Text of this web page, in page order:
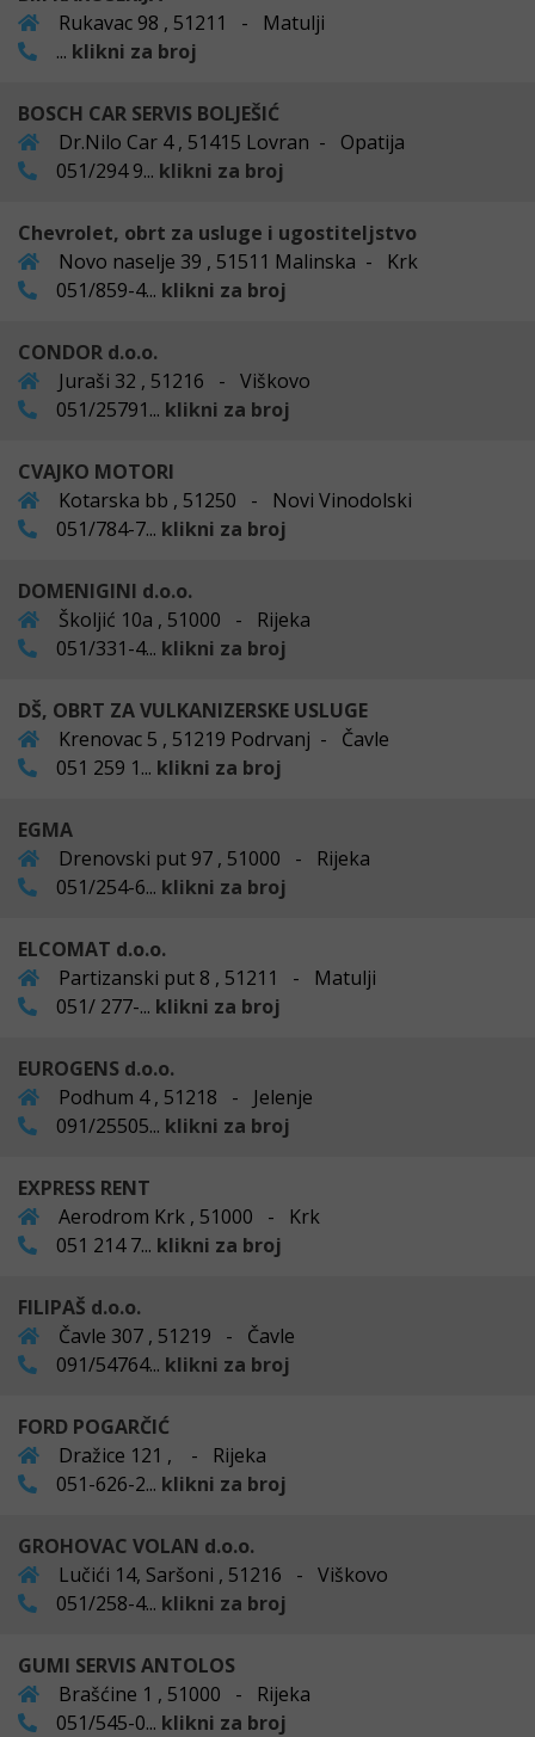
Rukavac 98 , 51211 - Matulji
... klikni za broj
BOSCH CAR SERVIS BOLJEŠIĆ
Dr.Nilo Car 4 , 51415 Lovran - Opatija
051/294 9... klikni za broj
Chevrolet, obrt za usluge i ugostiteljstvo
Novo naselje 39 , 51511 Malinska - Krk
051/859-4... klikni za broj
CONDOR d.o.o.
Juraši 32 , 51216 - Viškovo
051/25791... klikni za broj
CVAJKO MOTORI
Kotarska bb , 51250 - Novi Vinodolski
051/784-7... klikni za broj
DOMENIGINI d.o.o.
Školjić 10a , 51000 - Rijeka
051/331-4... klikni za broj
DŠ, OBRT ZA VULKANIZERSKE USLUGE
Krenovac 5 , 51219 Podrvanj - Čavle
051 259 1... klikni za broj
EGMA
Drenovski put 97 , 51000 - Rijeka
051/254-6... klikni za broj
ELCOMAT d.o.o.
Partizanski put 8 , 51211 - Matulji
051/ 277-... klikni za broj
EUROGENS d.o.o.
Podhum 4 , 51218 - Jelenje
091/25505... klikni za broj
EXPRESS RENT
Aerodrom Krk , 51000 - Krk
051 214 7... klikni za broj
FILIPAŠ d.o.o.
Čavle 307 , 51219 - Čavle
091/54764... klikni za broj
FORD POGARČIĆ
Dražice 121 , - Rijeka
051-626-2... klikni za broj
GROHOVAC VOLAN d.o.o.
Lučići 14, Saršoni , 51216 - Viškovo
051/258-4... klikni za broj
GUMI SERVIS ANTOLOS
Brašćine 1 , 51000 - Rijeka
051/545-0... klikni za broj